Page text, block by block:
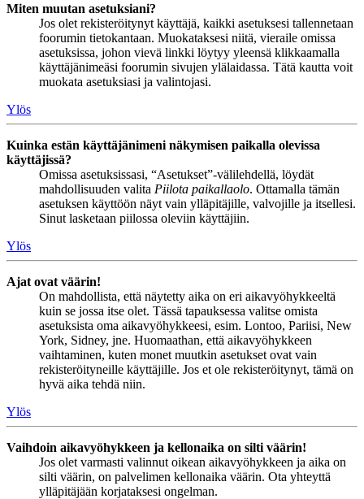
Miten muutan asetuksiani?
Jos olet rekisteröitynyt käyttäjä, kaikki asetuksesi tallennetaan
foorumin tietokantaan. Muokataksesi niitä, vieraile omissa
asetuksissa, johon vievä linkki löytyy yleensä klikkaamalla
käyttäjänimeäsi foorumin sivujen ylälaidassa. Tätä kautta voit
muokata asetuksiasi ja valintojasi.
Ylös
Kuinka estän käyttäjänimeni näkymisen paikalla olevissa
käyttäjissä?
Omissa asetuksissasi, “Asetukset”-välilehdellä, löydät
mahdollisuuden valita Piilota paikallaolo. Ottamalla tämän
asetuksen käyttöön näyt vain ylläpitäjille, valvojille ja itsellesi.
Sinut lasketaan piilossa oleviin käyttäjiin.
Ylös
Ajat ovat väärin!
On mahdollista, että näytetty aika on eri aikavyöhykkeeltä
kuin se jossa itse olet. Tässä tapauksessa valitse omista
asetuksista oma aikavyöhykkeesi, esim. Lontoo, Pariisi, New
York, Sidney, jne. Huomaathan, että aikavyöhykkeen
vaihtaminen, kuten monet muutkin asetukset ovat vain
rekisteröityneille käyttäjille. Jos et ole rekisteröitynyt, tämä on
hyvä aika tehdä niin.
Ylös
Vaihdoin aikavyöhykkeen ja kellonaika on silti väärin!
Jos olet varmasti valinnut oikean aikavyöhykkeen ja aika on
silti väärin, on palvelimen kellonaika väärin. Ota yhteyttä
ylläpitäjään korjataksesi ongelman.